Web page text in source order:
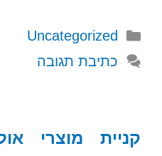
קטגוריות
Uncategorized
כתיבת תגובה